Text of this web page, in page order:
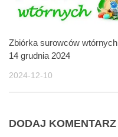
Zbiórka surowców wtórnych
14 grudnia 2024
2024-12-10
DODAJ KOMENTARZ